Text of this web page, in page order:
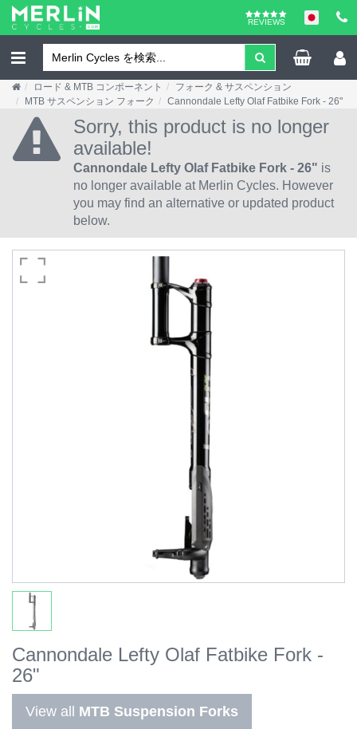
REVIEWS
ロード & MTB コンポーネント
フォーク & サスペンション
MTB サスペンション フォーク
Cannondale Lefty Olaf Fatbike Fork - 26"
Sorry, this product is no longer
available!
Cannondale Lefty Olaf Fatbike Fork - 26" is
no longer available at Merlin Cycles. However
you may find an alternative or updated product
below.
Cannondale Lefty Olaf Fatbike Fork -
26"
View all MTB Suspension Forks